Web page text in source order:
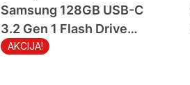
AKCIJA!
Samsung 128GB USB-C
3.2 Gen 1 Flash Drive
(Blue)